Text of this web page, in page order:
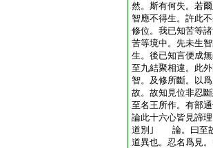
然。斯有何失。若
智應不得生。許此
修位。我已知苦等
苦等境中。先未生
生。後已知言便
至九結聚相違。此
智。及修所斷。以
故。故知見位非
至名王所作。有部
論此十六心皆見諦
道別｣ 論。曰至故
道異也。忍名爲見